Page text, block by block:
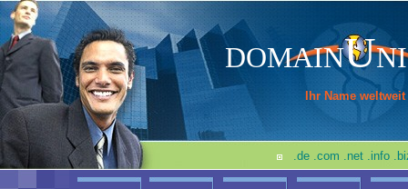
DOMAINU
Ihr Name weltweit
.de .com .net .info